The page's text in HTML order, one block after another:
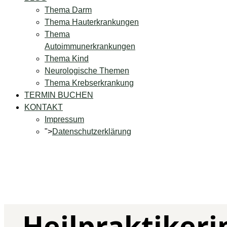
Thema Darm
Thema Hauterkrankungen
Thema
Autoimmunerkrankungen
Thema Kind
Neurologische Themen
Thema Krebserkrankung
TERMIN BUCHEN
KONTAKT
Impressum
">Datenschutzerklärung